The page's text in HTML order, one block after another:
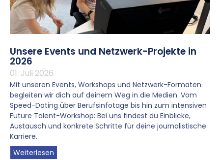
Unsere Events und Netzwerk-Projekte in
2026
01. Juli 2026
Mit unseren Events, Workshops und Netzwerk-Formaten
begleiten wir dich auf deinem Weg in die Medien. Vom
Speed-Dating über Berufsinfotage bis hin zum intensiven
Future Talent-Workshop: Bei uns findest du Einblicke,
Austausch und konkrete Schritte für deine journalistische
Karriere.
Weiterlesen